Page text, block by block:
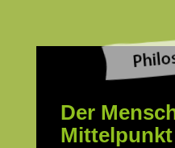
Der
Mittelpunkt